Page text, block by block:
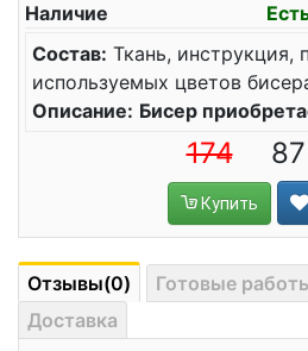
Наличие
Состав: Ткань, инструкция,
используемых цветов
Описание: Бисер
174 87
Купить
Отзывы(0) Готовые
Доставка